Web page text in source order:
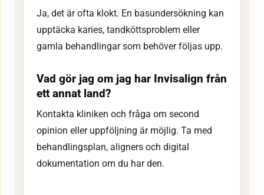
Ja, det är ofta klokt. En basundersökning kan
upptäcka karies, tandköttsproblem eller
gamla behandlingar som behöver följas upp.
Vad gör jag om jag har Invisalign från
ett annat land?
Kontakta kliniken och fråga om second
opinion eller uppföljning är möjlig. Ta med
behandlingsplan, aligners och digital
dokumentation om du har den.